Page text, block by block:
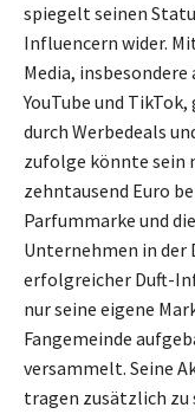
spiegelt seinen
Influencern wider.
Media,
YouTube und
durch Werbedeals
zufolge könnte sein
zehntausend Euro
Parfummarke und
Unternehmen in der
erfolgreicher Duft-
nur seine eigene
Fangemeinde
versammelt. Seine
tragen zusätzlich zu